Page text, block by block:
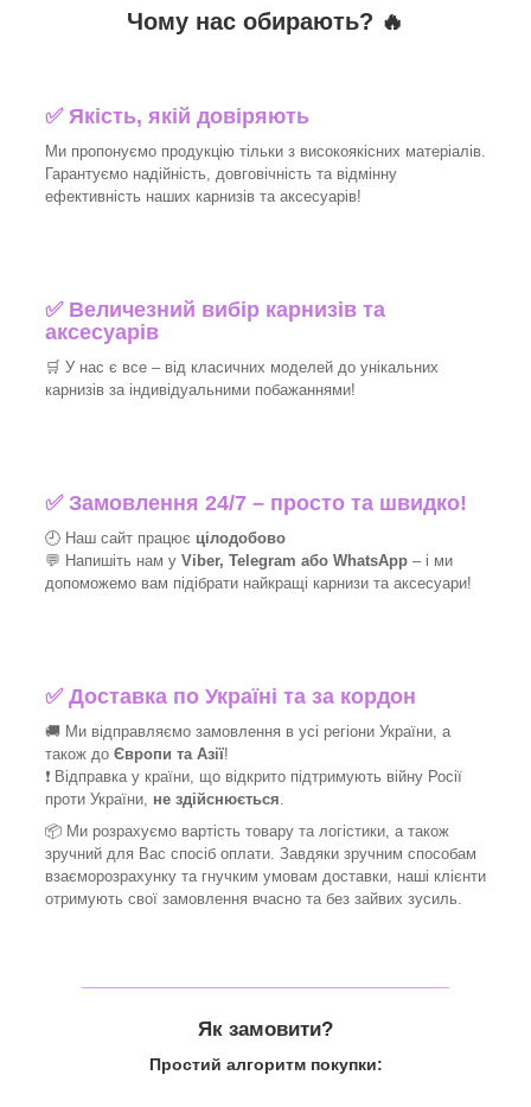
Чому нас обирають? 🔥
✅Якість, якій довіряють
Ми пропонуємо продукцію тільки з високоякісних матеріалів.
Гарантуємо надійність, довговічність та відмінну
ефективність наших карнизів та аксесуарів!
✅ Величезний вибір карнизів та
аксесуарів
🛒 У нас є все – від класичних моделей до унікальних
карнизів за індивідуальними побажаннями!
✅Замовлення 24/7 – просто та швидко!
🕘 Наш сайт працює цілодобово
💬 Напишіть нам у Viber, Telegram або WhatsApp – і ми
допоможемо вам підібрати найкращі карнизи та аксесуари!
✅Доставка по Україні та за кордон
🚚 Ми відправляємо замовлення в усі регіони України, а
також до Європи та Азії!
❗ Відправка у країни, що відкрито підтримують війну Росії
проти України, не здійснюється
📦 Ми розрахуємо вартість товару та логістики, а також
зручний для Вас спосіб оплати. Завдяки зручним способам
взаєморозрахунку та гнучким умовам доставки, наші клієнти
отримують свої замовлення вчасно та без зайвих зусиль.
Як замовити?
Простий алгоритм покупки: